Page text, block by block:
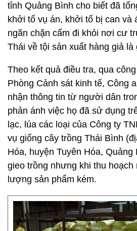
tỉnh Quảng Bình cho biết đã
khởi tố vụ án, khởi tố bị can và
ngăn chặn cấm đi khỏi nơi cư
Thái về tội sản xuất hàng giả là
Theo kết quả điều tra, qua
Phòng Cảnh sát kinh tế, Công
nhận thông tin từ người dân
phản ánh việc họ đã sử dụng
lạc, lúa các loại của Công ty
vụ giống cây trồng Thái Bình
Hóa, huyện Tuyên Hóa, Quảng
gieo trồng nhưng khi thu hoạch
lượng sản phẩm kém.